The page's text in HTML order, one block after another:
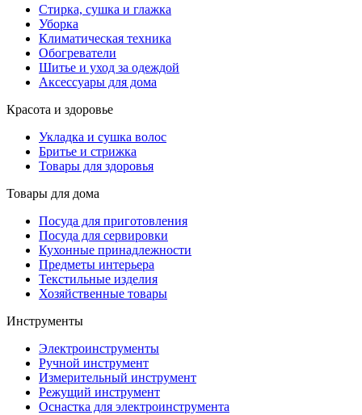
Стирка, сушка и глажка
Уборка
Климатическая техника
Обогреватели
Шитье и уход за одеждой
Аксессуары для дома
Красота и здоровье
Укладка и сушка волос
Бритье и стрижка
Товары для здоровья
Товары для дома
Посуда для приготовления
Посуда для сервировки
Кухонные принадлежности
Предметы интерьера
Текстильные изделия
Хозяйственные товары
Инструменты
Электроинструменты
Ручной инструмент
Измерительный инструмент
Режущий инструмент
Оснастка для электроинструмента